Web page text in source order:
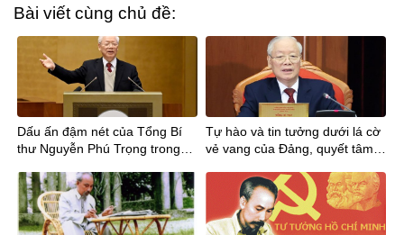
Bài viết cùng chủ đề:
Dấu ấn đậm nét của Tổng Bí
thư Nguyễn Phú Trọng trong
Tự hào và tin tưởng dưới lá cờ
vẻ vang của Đảng, quyết tâm
ngày càng giàu mạnh, văn
minh, văn hiến và anh hùng